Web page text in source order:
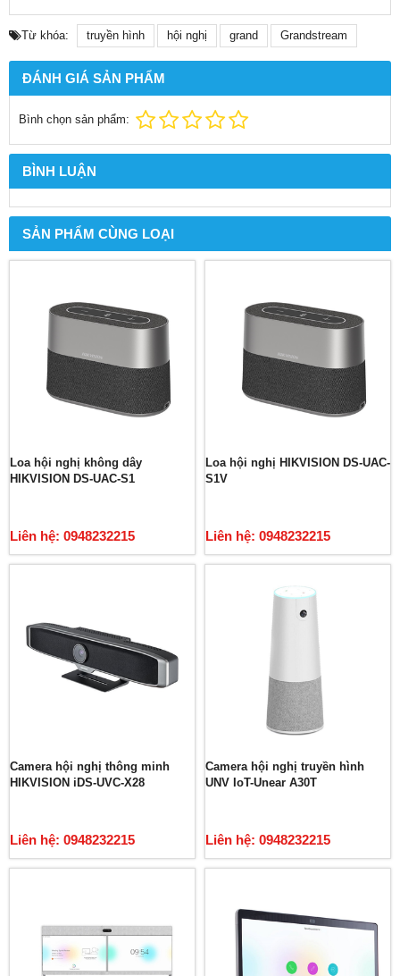
Từ khóa: truyền hình hội nghị grand Grandstream
ĐÁNH GIÁ SẢN PHẨM
Bình chọn sản phẩm:
BÌNH LUẬN
SẢN PHẨM CÙNG LOẠI
Loa hội nghị không dây
HIKVISION DS-UAC-S1
Liên hệ: 0948232215
Loa hội nghị HIKVISION DS-UAC-
S1V
Liên hệ: 0948232215
Camera hội nghị thông minh
HIKVISION iDS-UVC-X28
Liên hệ: 0948232215
Camera hội nghị truyền hình
UNV IoT-Unear A30T
Liên hệ: 0948232215